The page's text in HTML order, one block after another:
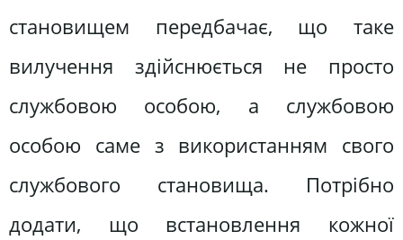
становищем передбачає, що таке
вилучення здійснюється не просто
службовою особою, а службовою
особою саме з використанням свого
службового становища. Потрібно
додати, що встановлення кожної